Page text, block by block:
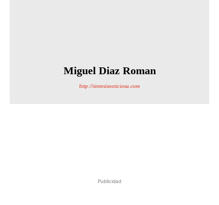
Miguel Diaz Roman
http://sintesisnoticiosa.com
Publicidad